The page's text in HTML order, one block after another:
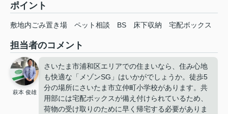
ポイント
敷地内ごみ置き場 ペット相談 BS 床下収納 宅配ボックス
担当者のコメント
萩本 俊雄
さいたま市浦和区エリアでの住まいなら、住み心地
も快適な「メゾンSG」はいかがでしょうか。徒歩5
分の場所にさいたま市立仲町小学校があります。共
用部には宅配ボックスが備え付けられているため、
荷物の受け取りのために早く帰宅する必要がありま